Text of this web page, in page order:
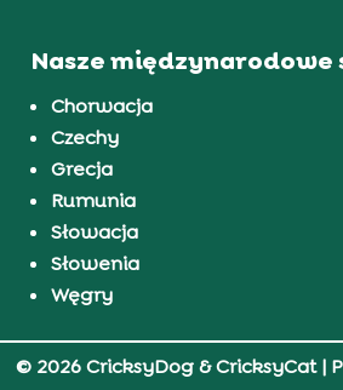
Nasze międzynarodowe
Chorwacja
Czechy
Grecja
Rumunia
Słowacja
Słowenia
Węgry
© 2026 CricksyDog & CricksyCat|